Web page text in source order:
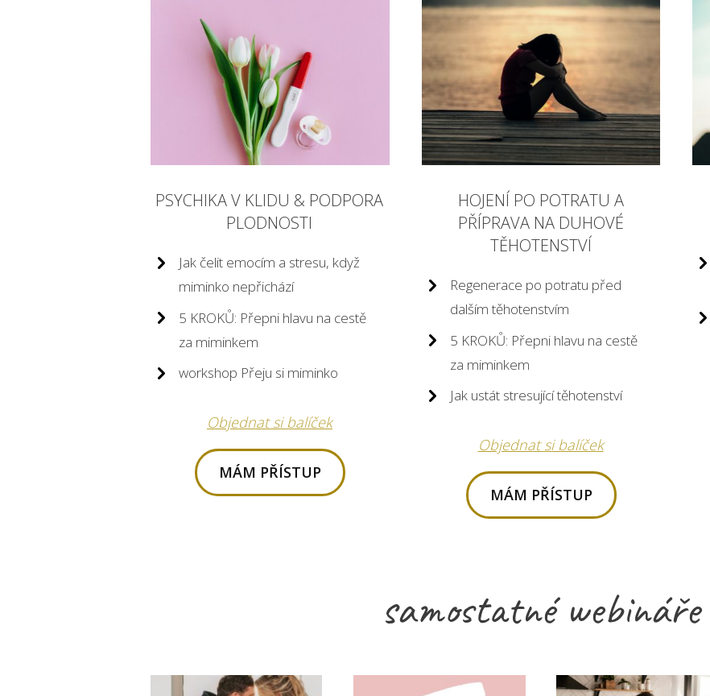
PSYCHIKA V KLIDU & PODPORA
PLODNOSTI
Jak čelit emocím a stresu, když
miminko nepřichází
5 KROKŮ: Přepni hlavu na cestě
za miminkem
workshop Přeju si miminko
Objednat si balíček
MÁM PŘÍSTUP
HOJENÍ PO POTRATU A
PŘÍPRAVA NA DUHOVÉ
TĚHOTENSTVÍ
Regenerace po potratu před
dalším těhotenstvím
5 KROKŮ: Přepni hlavu na cestě
za miminkem
Jak ustát stresující těhotenství
Objednat si balíček
MÁM PŘÍSTUP
samostatné webináře